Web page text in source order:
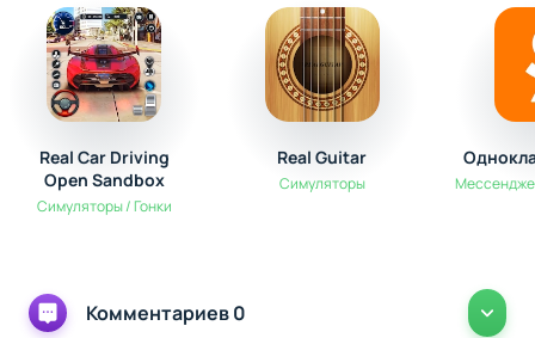
Real Car Driving
Open Sandbox
Симуляторы / Гонки
Real Guitar
Симуляторы
Комментариев 0